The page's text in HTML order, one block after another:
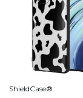
ShieldCase®